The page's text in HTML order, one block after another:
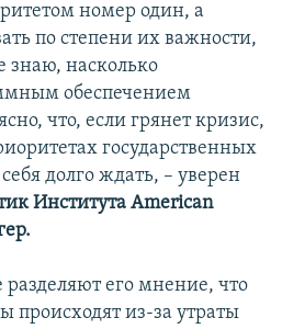
номер один, а
по степени их важности,
знаю, насколько
обеспечением
что, если грянет кризис,
государственных
долго ждать, – уверен
Института American
его мнение, что
из-за утраты